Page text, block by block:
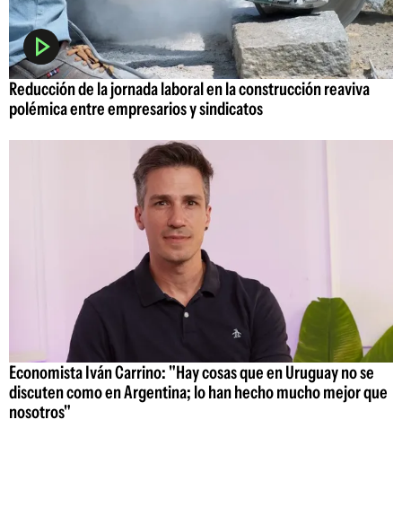
Reducción de la jornada laboral en la construcción reaviva
polémica entre empresarios y sindicatos
Economista Iván Carrino: "Hay cosas que en Uruguay no se
discuten como en Argentina; lo han hecho mucho mejor que
nosotros"